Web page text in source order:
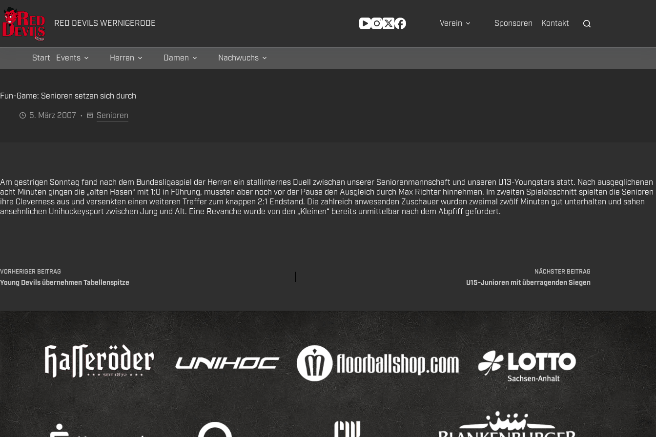
Zum
Inhalt
springen
RED DEVILS WERNIGERODE Verein Sponsoren Kontakt
Start Events Herren Damen Nachwuchs
Fun-Game: Senioren setzen sich durch
5. März 2007
Senioren
Am gestrigen Sonntag fand nach dem Bundesligaspiel der Herren ein stallinternes Duell zwischen unserer Seniorenmannschaft und unseren U13-Youngsters statt. Nach ausgeglichenen
acht Minuten gingen die „alten Hasen“ mit 1:0 in Führung, mussten aber noch vor der Pause den Ausgleich durch Max Richter hinnehmen. Im zweiten Spielabschnitt spielten die Senioren
ihre Cleverness aus und versenkten einen weiteren Treffer zum knappen 2:1 Endstand. Die zahlreich anwesenden Zuschauer wurden zweimal zwölf Minuten gut unterhalten und sahen
ansehnlichen Unihockeysport zwischen Jung und Alt. Eine Revanche wurde von den „Kleinen“ bereits unmittelbar nach dem Abpfiff gefordert.
VORHERIGER BEITRAG
Young Devils übernehmen Tabellenspitze
NÄCHSTER BEITRAG
U15-Junioren mit überragenden Siegen